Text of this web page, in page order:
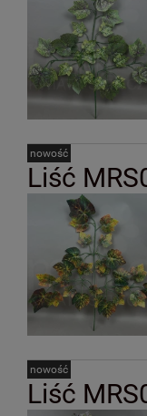
Liść
nowość
Liść
nowość